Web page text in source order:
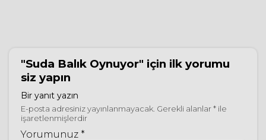
"Suda Balık Oynuyor" için ilk yorumu
siz yapın
Bir yanıt yazın
E-posta adresiniz yayınlanmayacak. Gerekli alanlar* ile
işaretlenmişlerdir
Yorumunuz *